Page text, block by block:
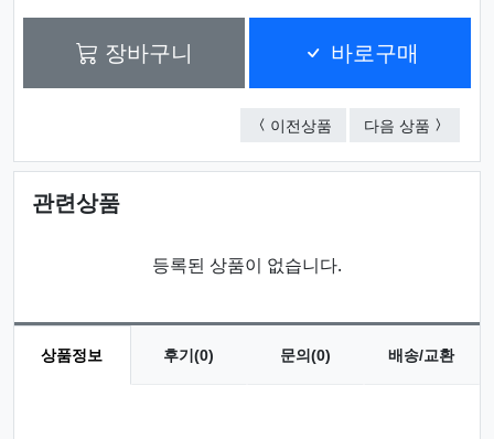
장바구니 바로구매
이전상품 마호가니 물고기도마
다음 상품 마호가
관련상품
등록된 상품이 없습니다.
상품정보 후기(0) 문의(0) 배송/교환